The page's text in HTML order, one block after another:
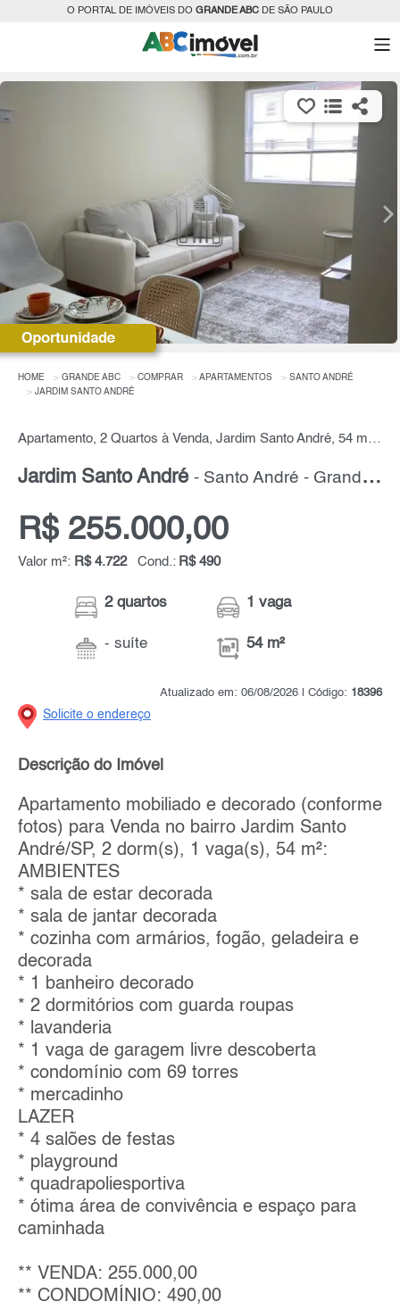
O PORTAL DE IMÓVEIS DO GRANDE ABC DE SÃO PAULO
HOME GRANDE ABC COMPRAR APARTAMENTOS
SANTO ANDRÉ
JARDIM SANTO ANDRÉ
Apartamento, 2 Quartos à Venda, Jardim Santo André, 54 m² por R$ 255.000,00
Jardim Santo André - Santo André - Grande ABC
R$ 255.000,00
Valor m²: R$ 4.722 Cond.: R$ 490
2 quartos
- suíte
1 vaga
54 m²
Atualizado em: 06/08/2026 | Código: 18396
Solicite o endereço
Descrição do Imóvel
Apartamento mobiliado e decorado (conforme
fotos) para Venda no bairro Jardim Santo
André/SP, 2 dorm(s), 1 vaga(s), 54 m²:
AMBIENTES
* sala de estar decorada
* sala de jantar decorada
* cozinha com armários, fogão, geladeira e
decorada
* 1 banheiro decorado
* 2 dormitórios com guarda roupas
* lavanderia
* 1 vaga de garagem livre descoberta
* condomínio com 69 torres
* mercadinho
LAZER
* 4 salões de festas
* playground
* quadrapoliesportiva
* ótima área de convivência e espaço para
caminhada
** VENDA: 255.000,00
** CONDOMÍNIO: 490,00